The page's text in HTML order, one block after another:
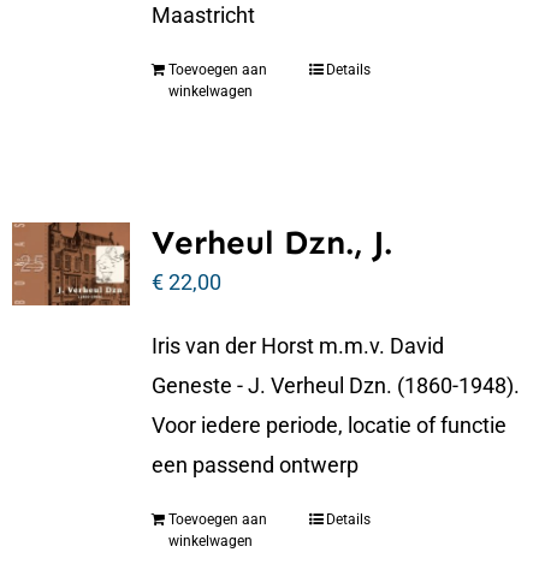
Maastricht
Toevoegen aan
winkelwagen
Details
Verheul Dzn., J.
€22,00
Iris van der Horst m.m.v. David
Geneste - J. Verheul Dzn. (1860-1948).
Voor iedere periode, locatie of functie
een passend ontwerp
Toevoegen aan
winkelwagen
Details